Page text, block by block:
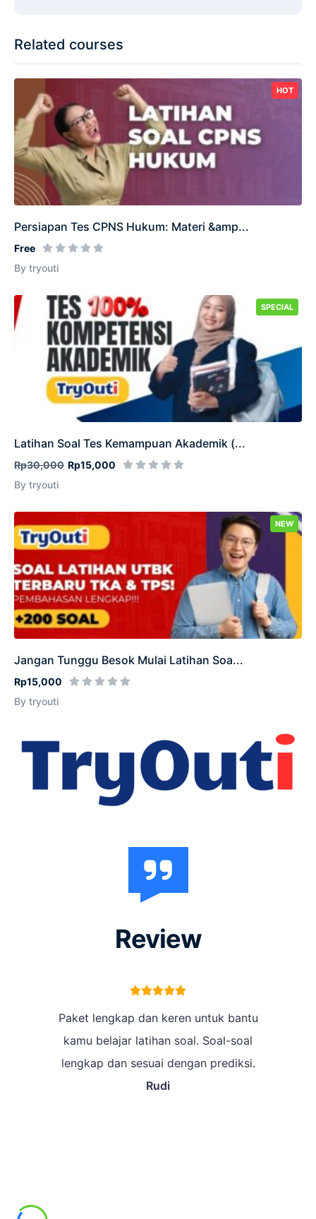
Related courses
HOT
Persiapan Tes CPNS Hukum: Materi &amp...
Free
By tryouti
SPECIAL
Latihan Soal Tes Kemampuan Akademik (...
Rp30,000 Rp15,000
By tryouti
NEW
Jangan Tunggu Besok Mulai Latihan Soa...
Rp15,000
By tryouti
Review
Paket lengkap dan keren untuk bantu
kamu belajar latihan soal. Soal-soal
lengkap dan sesuai dengan prediksi.
Rudi